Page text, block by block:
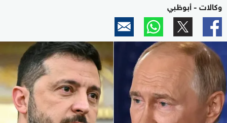
وكالات - أبوظبي